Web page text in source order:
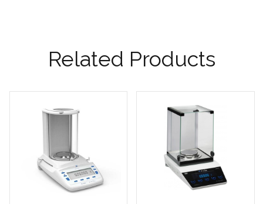
Related Products